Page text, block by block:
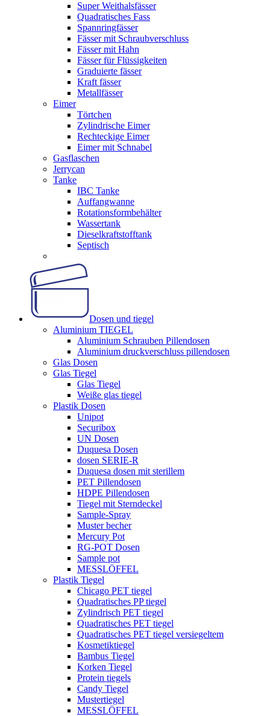
Super Weithalsfässer
Quadratisches Fass
Spannringfässer
Fässer mit Schraubverschluss
Fässer mit Hahn
Fässer für Flüssigkeiten
Graduierte fässer
Kraft fässer
Metallfässer
Eimer
Törtchen
Zylindrische Eimer
Rechteckige Eimer
Eimer mit Schnabel
Gasflaschen
Jerrycan
Tanke
IBC Tanke
Auffangwanne
Rotationsformbehälter
Wassertank
Dieselkraftstofftank
Septisch
Dosen und tiegel
Aluminium TIEGEL
Aluminium Schrauben Pillendosen
Aluminium druckverschluss pillendosen
Glas Dosen
Glas Tiegel
Glas Tiegel
Weiße glas tiegel
Plastik Dosen
Unipot
Securibox
UN Dosen
Duquesa Dosen
dosen SERIE-R
Duquesa dosen mit sterillem
PET Pillendosen
HDPE Pillendosen
Tiegel mit Sterndeckel
Sample-Spray
Muster becher
Mercury Pot
RG-POT Dosen
Sample pot
MESSLÖFFEL
Plastik Tiegel
Chicago PET tiegel
Quadratisches PP tiegel
Zylindrisch PET tiegel
Quadratisches PET tiegel
Quadratisches PET tiegel versiegeltem
Kosmetiktiegel
Bambus Tiegel
Korken Tiegel
Protein tiegels
Candy Tiegel
Mustertiegel
MESSLÖFFEL